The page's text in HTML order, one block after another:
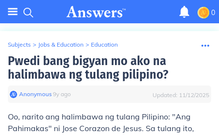
0
Subjects > Jobs & Education > Education
Pwedi bang bigyan mo ako na
halimbawa ng tulang pilipino?
Anonymous∙9y ago Updated: 11/12/2025
Oo, narito ang halimbawa ng tulang Pilipino: "Ang
Pahimakas" ni Jose Corazon de Jesus. Sa tulang ito,